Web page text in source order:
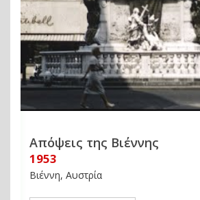
Απόψεις της Βιέννης
1953
Βιέννη, Αυστρία